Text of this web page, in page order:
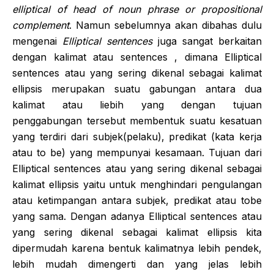
elliptical of head of noun phrase or propositional
complement. Namun sebelumnya akan dibahas dulu
mengenai Elliptical sentencesjuga sangat berkaitan
dengan kalimat atau sentences , dimana Elliptical
sentences atau yang sering dikenal sebagai kalimat
ellipsis merupakan suatu gabungan antara dua
kalimat atau liebih yang dengan tujuan
penggabungan tersebut membentuk suatu kesatuan
yang terdiri dari subjek(pelaku), predikat (kata kerja
atau to be) yang mempunyai kesamaan. Tujuan dari
Elliptical sentences atau yang sering dikenal sebagai
kalimat ellipsis yaitu untuk menghindari pengulangan
atau ketimpangan antara subjek, predikat atau tobe
yang sama. Dengan adanya Elliptical sentences atau
yang sering dikenal sebagai kalimat ellipsis kita
dipermudah karena bentuk kalimatnya lebih pendek,
lebih mudah dimengerti dan yang jelas lebih